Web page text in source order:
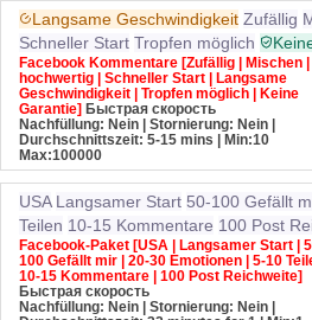
Langsame Geschwindigkeit Zufällig
Schneller Start Tropfen möglich
Facebook Kommentare [Zufällig | Mischen |
hochwertig | Schneller Start | Langsame
Geschwindigkeit | Tropfen möglich | Keine
Garantie] Быстрая скорость
Nachfüllung: Nein | Stornierung: Nein |
Durchschnittszeit: 5-15 mins
| Min:10
Max:100000
USA Langsamer Start 50-100 Gefällt
Teilen 10-15 Kommentare 100 Post
Facebook-Paket [USA | Langsamer Start |
100 Gefällt mir | 20-30 Emotionen | 5-10
10-15 Kommentare | 100 Post Reichweite]
Быстрая скорость
Nachfüllung: Nein | Stornierung: Nein |